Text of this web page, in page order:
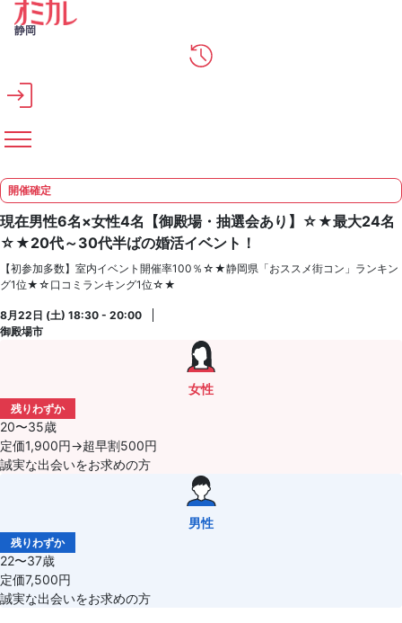
メインコンテンツへスキップ
静岡
開催確定
現在男性6名×女性4名【御殿場・抽選会あり】☆★最大24名
☆★20代～30代半ばの婚活イベント！
【初参加多数】室内イベント開催率100％☆★静岡県「おススメ街コン」ランキン
グ1位★☆口コミランキング1位☆★
8月22日 (土) 18:30 - 20:00
御殿場市
女性
残りわずか
20〜35歳
定価1,900円→超早割500円
誠実な出会いをお求めの方
男性
残りわずか
22〜37歳
定価7,500円
誠実な出会いをお求めの方